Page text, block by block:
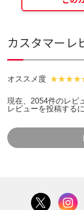
カスタマーレ
オススメ度
現在、2054件のレビ
レビューを投稿する